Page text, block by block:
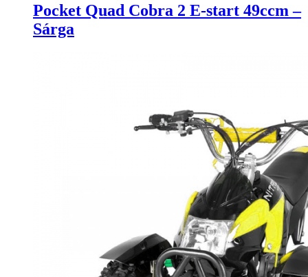
Pocket Quad Cobra 2 E-start 49ccm –
Sárga